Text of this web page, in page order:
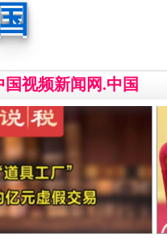
国视频新闻网.中国
工厂”背后